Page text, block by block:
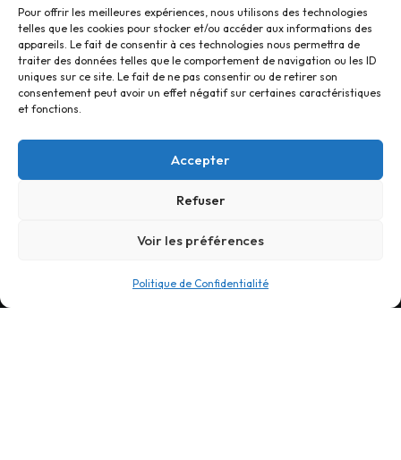
Pour offrir les meilleures expériences, nous utilisons des technologies
telles que les cookies pour stocker et/ou accéder aux informations des
appareils. Le fait de consentir à ces technologies nous permettra de
traiter des données telles que le comportement de navigation ou les ID
uniques sur ce site. Le fait de ne pas consentir ou de retirer son
consentement peut avoir un effet négatif sur certaines caractéristiques
et fonctions.
Accepter
Refuser
Voir les préférences
Politique de Confidentialité